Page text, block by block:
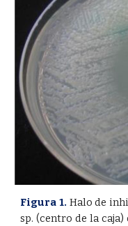
Figura 1. Halo de
sp. (centro de la